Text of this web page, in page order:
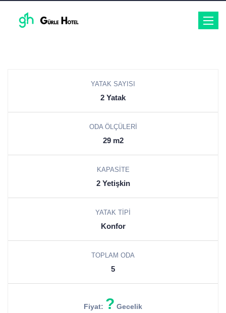
Toggle
YATAK SAYISI
2 Yatak
ODA ÖLÇÜLERI
29 m2
KAPASITE
2 Yetişkin
YATAK TIPI
Konfor
TOPLAM ODA
5
Fiyat: ? Gecelik